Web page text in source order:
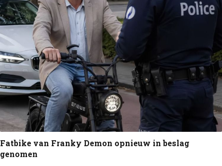
Fatbike van Franky Demon opnieuw in beslag
genomen